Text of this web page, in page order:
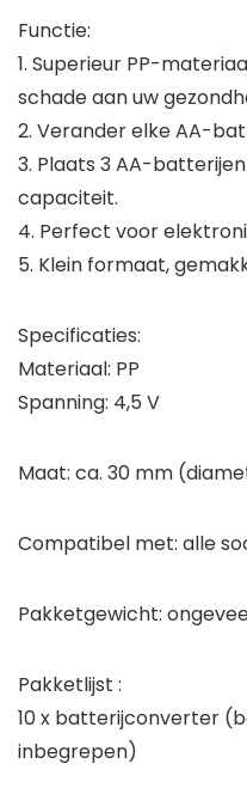
Functie:
1. Superieur PP-
schade aan uw
2. Verander elke AA-
3. Plaats 3 AA-
capaciteit.
4. Perfect voor
5. Klein formaat,
Specificaties:
Materiaal: PP
Spanning: 4,5 V
Maat: ca. 30 mm
Compatibel met: alle
Pakketgewicht:
Pakketlijst :
10 x batterijconverter
inbegrepen)